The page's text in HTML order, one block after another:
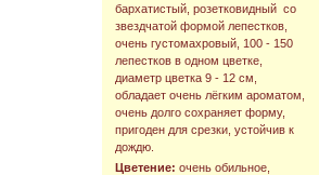
бархатистый, розетковидный со
звездчатой формой лепестков,
очень густомахровый, 100 - 150
лепестков в одном цветке,
диаметр цветка 9 - 12 см,
обладает очень лёгким ароматом,
очень долго сохраняет форму,
пригоден для срезки, устойчив к
дождю.
Цветение: очень обильное,